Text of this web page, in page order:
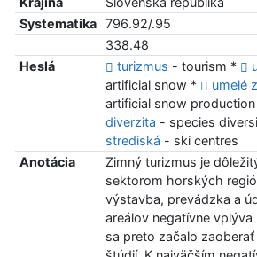
Systematika
796.92/.95
338.48
Heslá
turizmus - tourism *
artificial snow *
umelé
artificial snow
diverzita - species
strediská - ski centres
Anotácia
Zimný turizmus je
sektorom horských
výstavba, prevádzka a
areálov negatívne vplýva
sa preto začalo